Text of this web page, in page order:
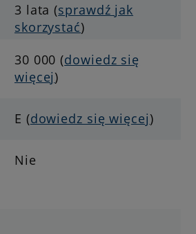
3 lata (sprawdź jak
skorzystać)
30 000 (dowiedz się
więcej)
E (dowiedz się więcej)
Nie